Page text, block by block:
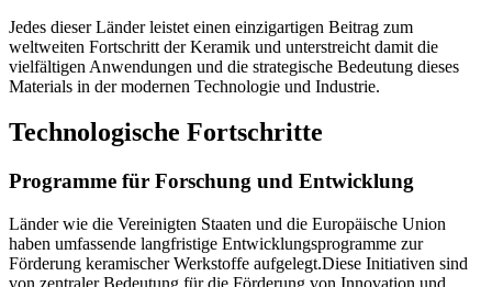
Jedes dieser Länder leistet einen einzigartigen Beitrag zum
weltweiten Fortschritt der Keramik und unterstreicht damit die
vielfältigen Anwendungen und die strategische Bedeutung dieses
Materials in der modernen Technologie und Industrie.
Technologische Fortschritte
Programme für Forschung und Entwicklung
Länder wie die Vereinigten Staaten und die Europäische Union
haben umfassende langfristige Entwicklungsprogramme zur
Förderung keramischer Werkstoffe aufgelegt.Diese Initiativen sind
von zentraler Bedeutung für die Förderung von Innovation und